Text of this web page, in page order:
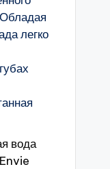
легко
вода